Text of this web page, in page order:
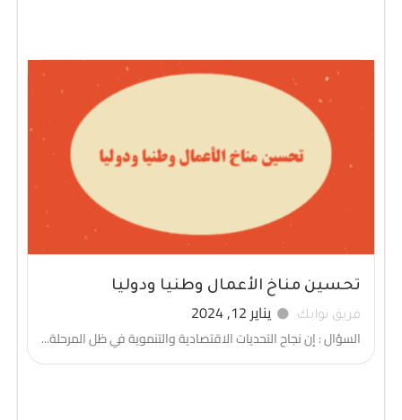
تحسين مناخ الأعمال وطنيا ودوليا
فريق نوابك يناير 12, 2024
السؤال : إن نجاح التحديات الاقتصادية والتنموية في ظل المرحلة...